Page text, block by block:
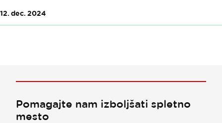
12. dec. 2024
Pomagajte nam izboljšati spletno
mesto